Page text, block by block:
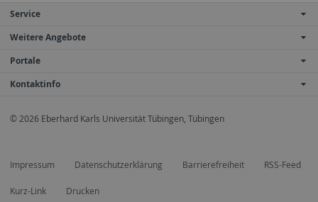
Service
Weitere Angebote
Portale
Kontaktinfo
© 2026 Eberhard Karls Universität Tübingen, Tübingen
Impressum Datenschutzerklärung Barrierefreiheit RSS-Feed
Kurz-Link Drucken